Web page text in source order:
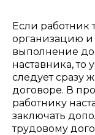
Если работник
организацию и
выполнение
наставника, то
следует сразу
договоре. В
работнику
заключать
трудовому